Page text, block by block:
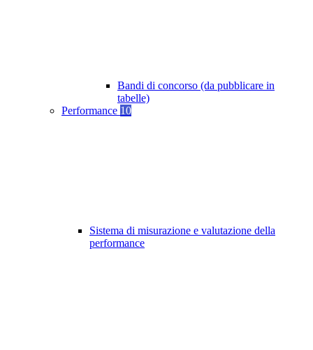
Bandi di concorso (da pubblicare in
tabelle)
Performance 10
Sistema di misurazione e valutazione della
performance